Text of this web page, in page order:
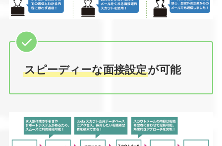
スピーディーな面接設定が可能